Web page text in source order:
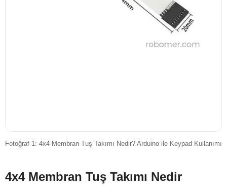
Fotoğraf 1: 4x4 Membran Tuş Takımı Nedir? Arduino ile Keypad Kullanımı
4x4 Membran Tuş Takımı Nedir